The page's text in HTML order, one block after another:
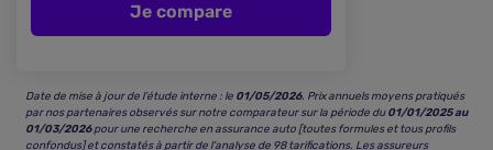
Je compare
Date de mise à jour de l’étude interne : le 01/05/2026. Prix annuels moyens pratiqués
par nos partenaires observés sur notre comparateur sur la période du01/01/2025 au
01/03/2026pour une recherche en assurance auto [toutes formules et tous profils
confondus] et constatés à partir de l’analyse de 98 tarifications. Les assureurs